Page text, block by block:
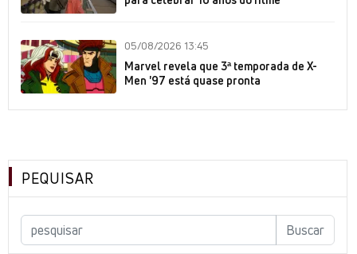
05/08/2026 13:45
Marvel revela que 3ª temporada de X-
Men '97 está quase pronta
PEQUISAR